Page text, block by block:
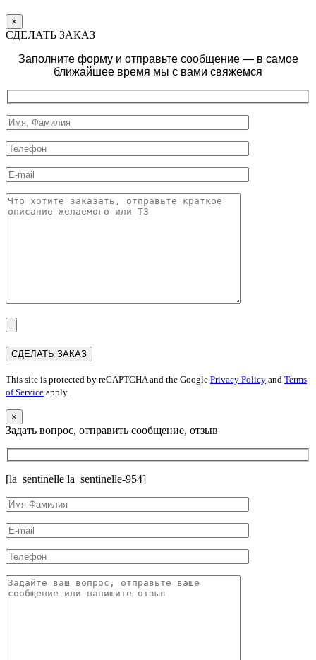
×
СДЕЛАТЬ ЗАКАЗ
Заполните форму и отправьте сообщение — в самое
ближайшее время мы с вами свяжемся
This site is protected by reCAPTCHA and the Google Privacy Policy and Terms
of Service apply.
×
Задать вопрос, отправить сообщение, отзыв
[la_sentinelle la_sentinelle-954]